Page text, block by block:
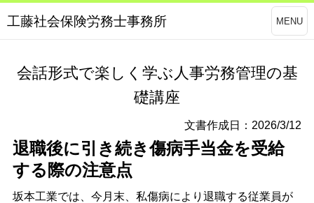
工藤社会保険労務士事務所 MENU
会話形式で楽しく学ぶ人事労務管理の基
礎講座
文書作成日：2026/3/12
退職後に引き続き傷病手当金を受給
する際の注意点
坂本工業では、今月末、私傷病により退職する従業員が